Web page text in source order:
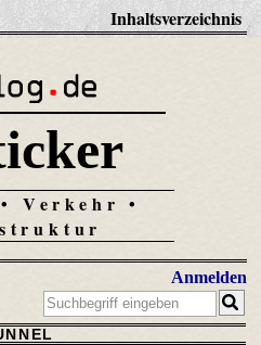
Inhaltsverzeichnis
Verkehr •
Anmelden